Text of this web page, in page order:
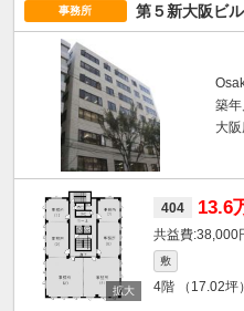
事務所 第５新大阪ビル
築
大
404 13.6
38,000
敷
4階 （17.02坪）